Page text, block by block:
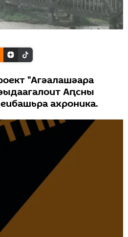
"Агәалашәара
Аԥсны
ахроника.